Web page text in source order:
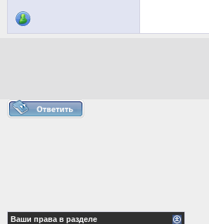
Ваши права в разделе